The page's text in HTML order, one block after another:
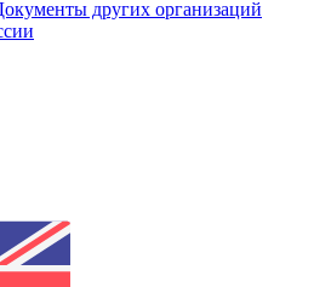
других организаций